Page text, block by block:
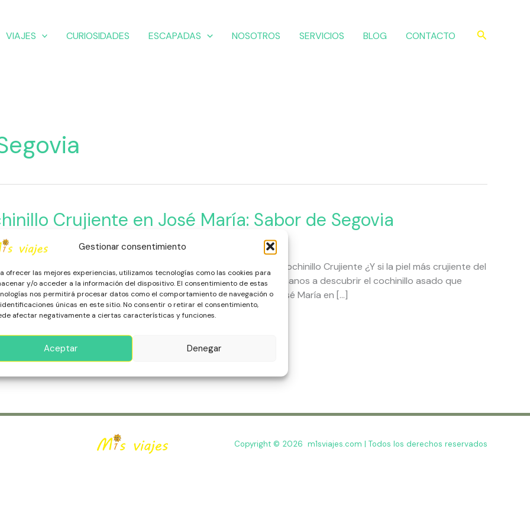
Gestionar consentimiento
ofrecer las mejores experiencias, utilizamos tecnologías como las cookies para
y/o acceder a la información del dispositivo. El consentimiento de estas
nos permitirá procesar datos como el comportamiento de navegación o
únicas en este sitio. No consentir o retirar el consentimiento,
afectar negativamente a ciertas características y funciones.
Aceptar Denegar
VIAJES CURIOSIDADES ESCAPADAS NOSOTROS SERVICIOS BLOG CONTACTO Buscar
Crujiente en José María: Sabor de Segovia
España Europa Gastronomía ,Segovia
piel la del cochinillo cocinado en el Restaurante de José María Cochinillo Crujiente ¿Y si la piel más crujiente del
rompiera con un plato ante tus ojos? Sigue leyendo y acompáñanos a descubrir el cochinillo asado que
Segovia ¡Y a tu paladar! Tradicional entrada la del Mesón de José María en […]
»
Copyright © 2026 m1sviajes.com | Todos los derechos reservados